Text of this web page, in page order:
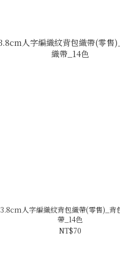
3.8cm人字編織紋背包織帶(零售)_背
帶_14色
NT$70